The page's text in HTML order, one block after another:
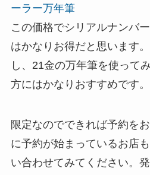
ーラー万年筆
この価格でシリアルナンバ
はかなりお得だと思います
し、21金の万年筆を使って
方にはかなりおすすめです。
限定なのでできれば予約を
に予約が始まっているお店
い合わせてみてください。